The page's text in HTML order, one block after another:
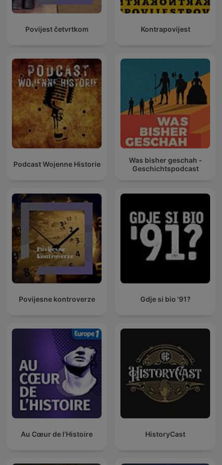
Povijest četvrtkom Kontrapovijest
Podcast Wojenne Historie
Was bisher geschah -
Geschichtspodcast
Povijesne kontroverze Gdje si bio '91?
Au Cœur de l'Histoire HistoryCast